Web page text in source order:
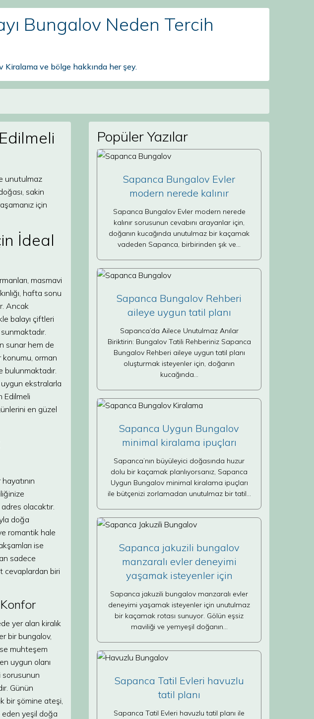
Bungalov Neden Tercih
ve bölge hakkında her şey.
unutulmaz
sakin
için
İdeal
masmavi
hafta sonu
Ancak
balayı çiftleri
sunar hem de
konumu, orman
ekstralarla
Edilmeli
en güzel
olacaktır.
doğa
romantik hale
ise
sadece
cevaplardan biri
yer alan kiralık
bir bungalov,
muhteşem
uygun olanı
sorusunun
Günün
bir şömine ateşi,
yeşil doğa
Popüler Yazılar
Sapanca Bungalov Evler
modern nerede kalınır
Sapanca Bungalov Evler modern nerede
kalınır sorusunun cevabını arayanlar için,
doğanın kucağında unutulmaz bir kaçamak
vadeden Sapanca, birbirinden şık ve…
Sapanca Bungalov Rehberi
aileye uygun tatil planı
Sapanca’da Ailece Unutulmaz Anılar
Biriktirin: Bungalov Tatili Rehberiniz Sapanca
Bungalov Rehberi aileye uygun tatil planı
oluşturmak isteyenler için, doğanın
kucağında…
Sapanca Uygun Bungalov
minimal kiralama ipuçları
Sapanca’nın büyüleyici doğasında huzur
dolu bir kaçamak planlıyorsanız, Sapanca
Uygun Bungalov minimal kiralama ipuçları
ile bütçenizi zorlamadan unutulmaz bir tatil…
Sapanca jakuzili bungalov
manzaralı evler deneyimi
yaşamak isteyenler için
Sapanca jakuzili bungalov manzaralı evler
deneyimi yaşamak isteyenler için unutulmaz
bir kaçamak rotası sunuyor. Gölün eşsiz
maviliği ve yemyeşil doğanın…
Sapanca Tatil Evleri havuzlu
tatil planı
Sapanca Tatil Evleri havuzlu tatil planı ile